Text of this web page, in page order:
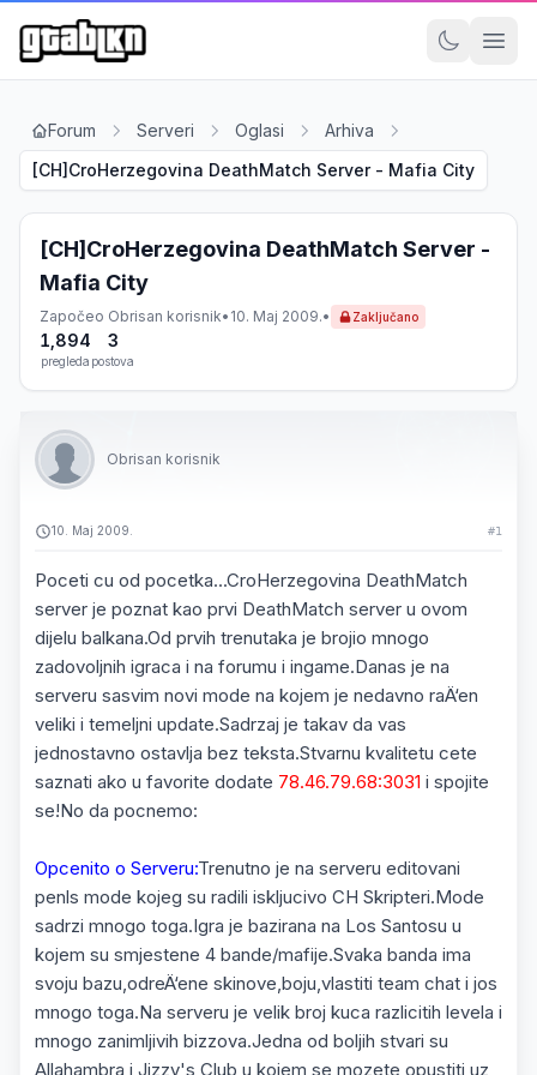
Forum Serveri Oglasi
Arhiva
[CH]CroHerzegovina DeathMatch Server - Mafia City
[CH]CroHerzegovina DeathMatch Server -
Mafia City
Započeo Obrisan korisnik• 10. Maj 2009.• Zaključano
1,894
pregleda
3
postova
Obrisan korisnik
10. Maj 2009. #1
Poceti cu od pocetka...CroHerzegovina DeathMatch
server je poznat kao prvi DeathMatch server u ovom
dijelu balkana.Od prvih trenutaka je brojio mnogo
zadovoljnih igraca i na forumu i ingame.Danas je na
serveru sasvim novi mode na kojem je nedavno raÄ‘en
veliki i temeljni update.Sadrzaj je takav da vas
jednostavno ostavlja bez teksta.Stvarnu kvalitetu cete
saznati ako u favorite dodate 78.46.79.68:3031 i spojite
se!No da pocnemo:
Opcenito o Serveru:Trenutno je na serveru editovani
penls mode kojeg su radili iskljucivo CH Skripteri.Mode
sadrzi mnogo toga.Igra je bazirana na Los Santosu u
kojem su smjestene 4 bande/mafije.Svaka banda ima
svoju bazu,odreÄ‘ene skinove,boju,vlastiti team chat i jos
mnogo toga.Na serveru je velik broj kuca razlicitih levela i
mnogo zanimljivih bizzova.Jedna od boljih stvari su
Allahambra i Jizzy's Club u kojem se mozete opustiti uz